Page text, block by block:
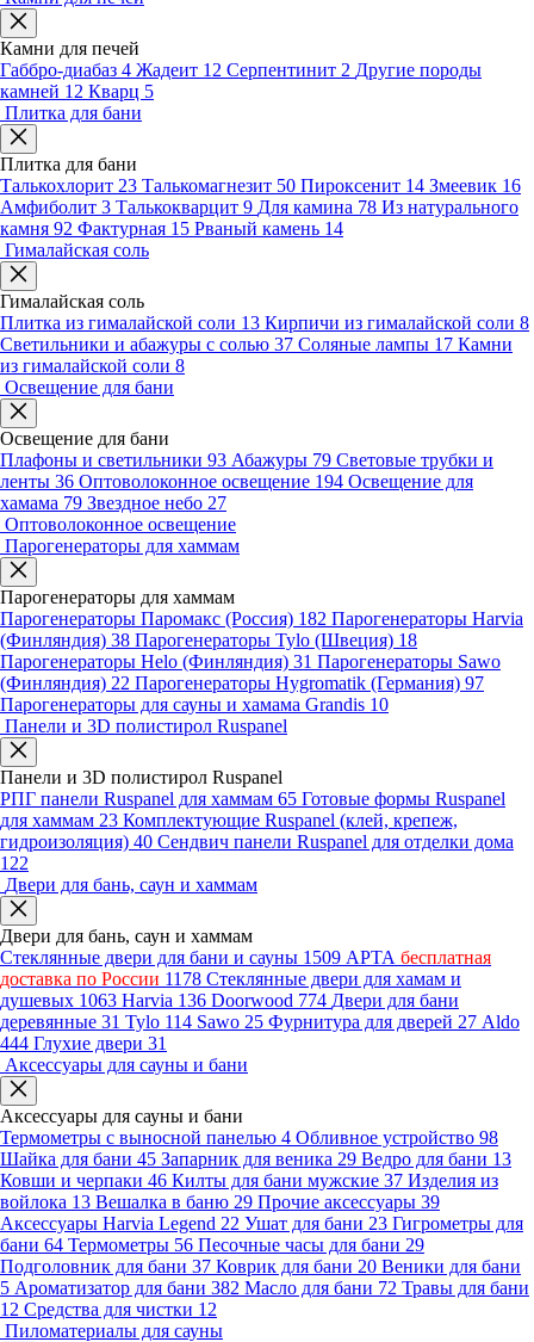
Камни для печей
Габбро-диабаз 4 Жадеит 12 Серпентинит 2 Другие породы
камней 12 Кварц 5
Плитка для бани
Плитка для бани
Талькохлорит 23 Талькомагнезит 50 Пироксенит 14 Змеевик 16
Амфиболит 3 Талькокварцит 9 Для камина 78 Из натурального
камня 92 Фактурная 15 Рваный камень 14
Гималайская соль
Гималайская соль
Плитка из гималайской соли 13 Кирпичи из гималайской соли 8
Светильники и абажуры с солью 37 Соляные лампы 17 Камни
из гималайской соли 8
Освещение для бани
Освещение для бани
Плафоны и светильники 93 Абажуры 79 Световые трубки и
ленты 36 Оптоволоконное освещение 194 Освещение для
хамама 79 Звездное небо 27
Оптоволоконное освещение
Парогенераторы для хаммам
Парогенераторы для хаммам
Парогенераторы Паромакс (Россия) 182 Парогенераторы Harvia
(Финляндия) 38 Парогенераторы Tylo (Швеция) 18
Парогенераторы Helo (Финляндия) 31 Парогенераторы Sawo
(Финляндия) 22 Парогенераторы Hygromatik (Германия) 97
Парогенераторы для сауны и хамама Grandis 10
Панели и 3D полистирол Ruspanel
Панели и 3D полистирол Ruspanel
РПГ панели Ruspanel для хаммам 65 Готовые формы Ruspanel
для хаммам 23 Комплектующие Ruspanel (клей, крепеж,
гидроизоляция) 40 Сендвич панели Ruspanel для отделки дома
122
Двери для бань, саун и хаммам
Двери для бань, саун и хаммам
Стеклянные двери для бани и сауны 1509 АРТА бесплатная
доставка по России 1178 Стеклянные двери для хамам и
душевых 1063 Harvia 136 Doorwood 774 Двери для бани
деревянные 31 Tylo 114 Sawo 25 Фурнитура для дверей 27 Aldo
444 Глухие двери 31
Аксессуары для сауны и бани
Аксессуары для сауны и бани
Термометры с выносной панелью 4 Обливное устройство 98
Шайка для бани 45 Запарник для веника 29 Ведро для бани 13
Ковши и черпаки 46 Килты для бани мужские 37 Изделия из
войлока 13 Вешалка в баню 29 Прочие аксессуары 39
Аксессуары Harvia Legend 22 Ушат для бани 23 Гигрометры для
бани 64 Термометры 56 Песочные часы для бани 29
Подголовник для бани 37 Коврик для бани 20 Веники для бани
5 Ароматизатор для бани 382 Масло для бани 72 Травы для бани
12 Средства для чистки 12
Пиломатериалы для сауны